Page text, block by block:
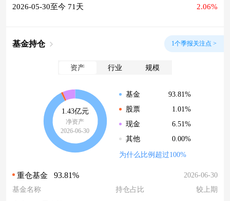
2026-05-30至今 71天 2.06%
基金持仓 1个季报关注点 >
资产 行业 规模
1.43亿元
净资产
2026-06-30
基金
93.81%
股票
1.01%
现金
6.51%
其他
0.00%
为什么比例超过100%
重仓基金 93.81%
2026-06-30
基金名称
持仓占比 较上期